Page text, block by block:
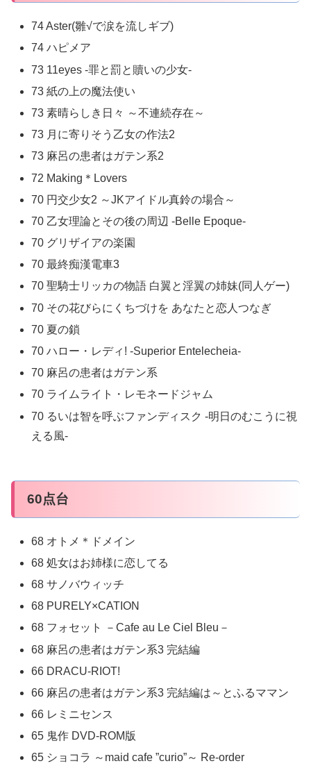
74 Aster(雛√で涙を流しギブ)
74 ハピメア
73 11eyes -罪と罰と贖いの少女-
73 紙の上の魔法使い
73 素晴らしき日々 ～不連続存在～
73 月に寄りそう乙女の作法2
73 麻呂の患者はガテン系2
72 Making＊Lovers
70 円交少女2 ～JKアイドル真鈴の場合～
70 乙女理論とその後の周辺 -Belle Epoque-
70 グリザイアの楽園
70 最終痴漢電車3
70 聖騎士リッカの物語 白翼と淫翼の姉妹(同人ゲー)
70 その花びらにくちづけを あなたと恋人つなぎ
70 夏の鎖
70 ハロー・レディ! -Superior Entelecheia-
70 麻呂の患者はガテン系
70 ライムライト・レモネードジャム
70 るいは智を呼ぶファンディスク -明日のむこうに視
える風-
60点台
68 オトメ＊ドメイン
68 処女はお姉様に恋してる
68 サノバウィッチ
68 PURELY×CATION
68 フォセット －Cafe au Le Ciel Bleu－
68 麻呂の患者はガテン系3 完結編
66 DRACU-RIOT!
66 麻呂の患者はガテン系3 完結編は～とふるママン
66 レミニセンス
65 鬼作 DVD-ROM版
65 ショコラ ～maid cafe ”curio”～ Re-order